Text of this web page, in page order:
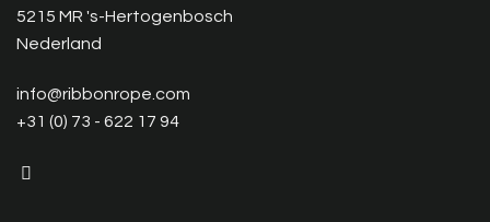
5215 MR 's-Hertogenbosch
Nederland
info@ribbonrope.com
+31 (0) 73 - 622 17 94